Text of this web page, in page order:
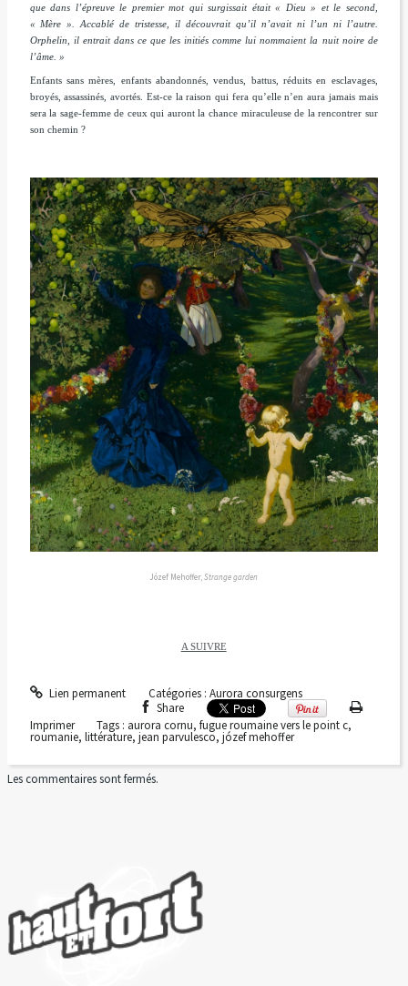
que dans l’épreuve le premier mot qui surgissait était « Dieu » et le second,
« Mère ». Accablé de tristesse, il découvrait qu’il n’avait ni l’un ni l’autre.
Orphelin, il entrait dans ce que les initiés comme lui nommaient la nuit noire de
l’âme. »
Enfants sans mères, enfants abandonnés, vendus, battus, réduits en esclavages,
broyés, assassinés, avortés. Est-ce la raison qui fera qu’elle n’en aura jamais mais
sera la sage-femme de ceux qui auront la chance miraculeuse de la rencontrer sur
son chemin ?
Józef Mehoffer,Strange garden
A SUIVRE
Lien permanent Catégories : Aurora consurgens
Share
Imprimer
Tags : aurora cornu,fugue roumaine vers le point c,
roumanie, littérature, jean parvulesco, józef mehoffer
Les commentaires sont fermés.